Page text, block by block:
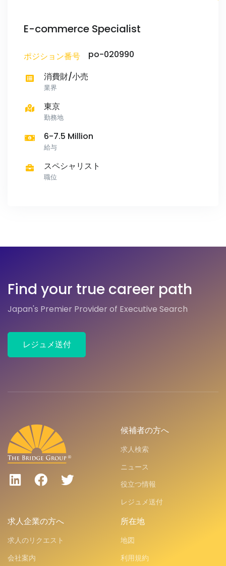
E-commerce Specialist
ポジション番号
po-020990
消費財/小売
業界
東京
勤務地
6-7.5 Million
給与
スペシャリスト
職位
Find your true career path
Japan's Premier Provider of Executive Search
レジュメ送付
候補者の方へ
求人検索
ニュース
役立つ情報
レジュメ送付
求人企業の方へ
求人のリクエスト
会社案内
所在地
地図
利用規約